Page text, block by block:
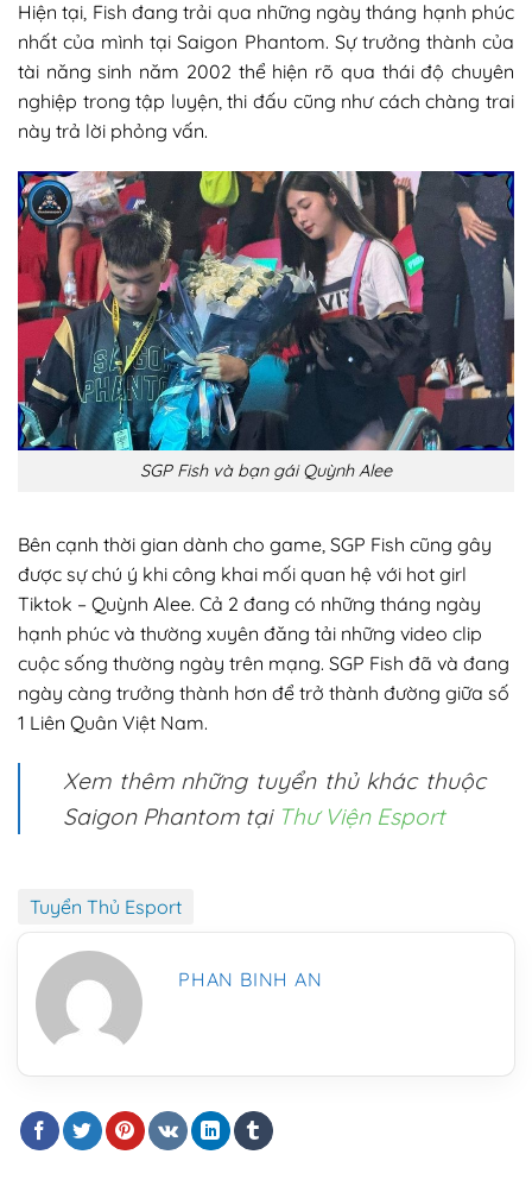
Hiện tại, Fish đang trải qua những ngày tháng hạnh phúc
nhất của mình tại Saigon Phantom. Sự trưởng thành của
tài năng sinh năm 2002 thể hiện rõ qua thái độ chuyên
nghiệp trong tập luyện, thi đấu cũng như cách chàng trai
này trả lời phỏng vấn.
SGP Fish và bạn gái Quỳnh Alee
Bên cạnh thời gian dành cho game, SGP Fish cũng gây
được sự chú ý khi công khai mối quan hệ với hot girl
Tiktok – Quỳnh Alee. Cả 2 đang có những tháng ngày
hạnh phúc và thường xuyên đăng tải những video clip
cuộc sống thường ngày trên mạng. SGP Fish đã và đang
ngày càng trưởng thành hơn để trở thành đường giữa số
1 Liên Quân Việt Nam.
Xem thêm những tuyển thủ khác thuộc
Saigon Phantom tại Thư Viện Esport
Tuyển Thủ Esport
PHAN BINH AN